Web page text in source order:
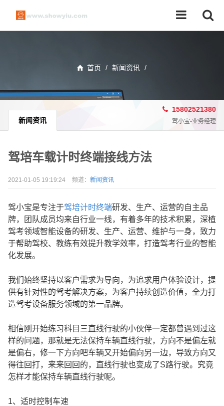
首页 / 新闻资讯 /
新闻资讯
15802521380
驾小宝-业务经理
驾培车载计时终端接线方法
2021-01-05 19:19:24 频道： 新闻资讯
驾小宝是专注于驾培计时终端研发、生产、运营的自主品
牌，团队成员均来自行业一线，有着多年的技术积累，深植
驾考领域智能设备的研发、生产、运营、维护与一身，致力
于帮助驾校、教练有效提升教学效率，打造驾考行业的智能
化发展。
我们始终坚持以客户需求为导向，为追求用户体验设计，提
供有针对性的驾考解决方案，为客户持续创造价值，全力打
造驾考设备服务领域的第一品牌。
相信刚开始练习科目三直线行驶的小伙伴一定都曾遇到过这
样的问题，那就是无法保持车辆直线行驶，方向不是偏左就
是偏右，修一下方向吧车辆又开始偏向另一边，导致方向又
得往回打，来来回回的，直线行驶也变成了S路行驶。究竟
怎样才能保持车辆直线行驶呢。
1、适时控制车速